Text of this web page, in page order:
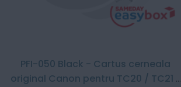
PFI-050 Black - Cartus cerneala
original Canon pentru TC20 / TC21 /